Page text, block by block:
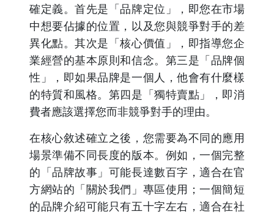
確定義。首先是「品牌定位」，即您在市場
中想要佔據的位置，以及您與競爭對手的差
異化點。其次是「核心價值」，即指導您企
業經營的基本原則和信念。第三是「品牌個
性」，即如果品牌是一個人，他會有什麼樣
的特質和風格。第四是「獨特賣點」，即消
費者應該選擇您而非競爭對手的理由。
在核心敘述確立之後，您需要為不同的應用
場景準備不同長度的版本。例如，一個完整
的「品牌故事」可能長達數百字，適合在官
方網站的「關於我們」專區使用；一個簡短
的品牌介紹可能只有五十字左右，適合在社